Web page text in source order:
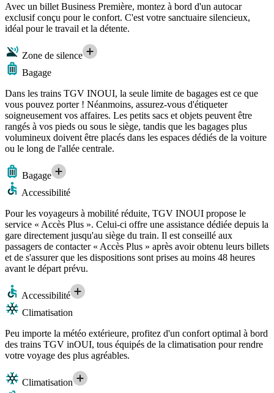
Avec un billet Business Première, montez à bord d'un autocar
exclusif conçu pour le confort. C'est votre sanctuaire silencieux,
idéal pour le travail et la détente.
Zone de silence
Bagage
Dans les trains TGV INOUI, la seule limite de bagages est ce que
vous pouvez porter ! Néanmoins, assurez-vous d'étiqueter
soigneusement vos affaires. Les petits sacs et objets peuvent être
rangés à vos pieds ou sous le siège, tandis que les bagages plus
volumineux doivent être placés dans les espaces dédiés de la voiture
ou le long de l'allée centrale.
Bagage
Accessibilité
Pour les voyageurs à mobilité réduite, TGV INOUI propose le
service « Accès Plus ». Celui-ci offre une assistance dédiée depuis la
gare directement jusqu'au siège du train. Il est conseillé aux
passagers de contacter « Accès Plus » après avoir obtenu leurs billets
et de s'assurer que les dispositions sont prises au moins 48 heures
avant le départ prévu.
Accessibilité
Climatisation
Peu importe la météo extérieure, profitez d'un confort optimal à bord
des trains TGV inOUI, tous équipés de la climatisation pour rendre
votre voyage des plus agréables.
Climatisation